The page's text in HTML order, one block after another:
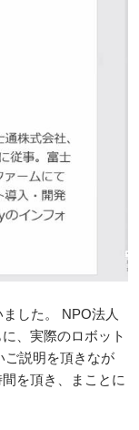
した。 NPO法人
、実際のロボット
ご説明を頂きなが
を頂き、まことに